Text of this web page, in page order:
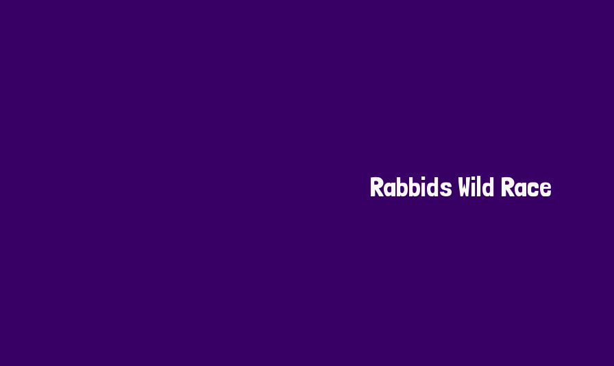
Rabbids Wild Race